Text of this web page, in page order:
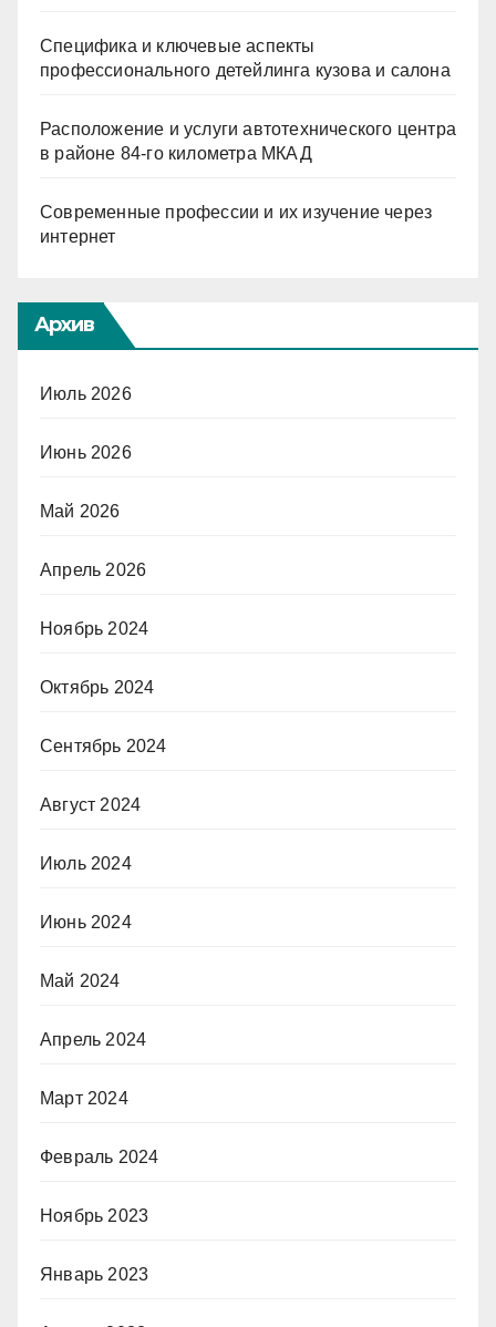
Специфика и ключевые аспекты
профессионального детейлинга кузова и салона
Расположение и услуги автотехнического центра
в районе 84-го километра МКАД
Современные профессии и их изучение через
интернет
Архив
Июль 2026
Июнь 2026
Май 2026
Апрель 2026
Ноябрь 2024
Октябрь 2024
Сентябрь 2024
Август 2024
Июль 2024
Июнь 2024
Май 2024
Апрель 2024
Март 2024
Февраль 2024
Ноябрь 2023
Январь 2023